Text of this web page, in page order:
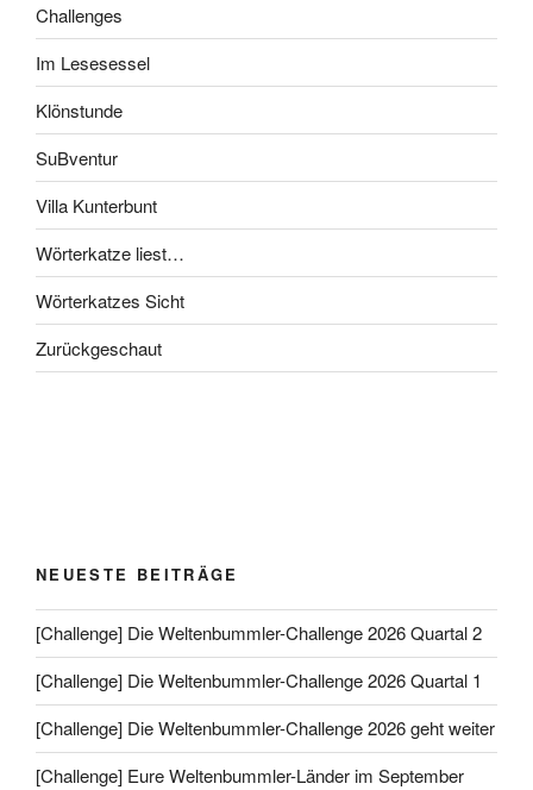
Challenges
Im Lesesessel
Klönstunde
SuBventur
Villa Kunterbunt
Wörterkatze liest…
Wörterkatzes Sicht
Zurückgeschaut
NEUESTE BEITRÄGE
[Challenge] Die Weltenbummler-Challenge 2026 Quartal 2
[Challenge] Die Weltenbummler-Challenge 2026 Quartal 1
[Challenge] Die Weltenbummler-Challenge 2026 geht weiter
[Challenge] Eure Weltenbummler-Länder im September